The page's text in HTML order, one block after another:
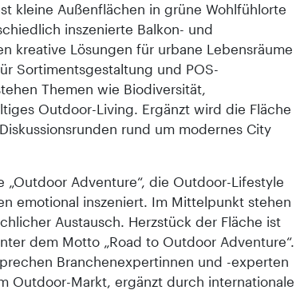
kleine Außenflächen in grüne Wohlfühlorte
inszenierte Balkon- und
kreative Lösungen für urbane Lebensräume
Sortimentsgestaltung und POS-
Themen wie Biodiversität,
Outdoor-Living. Ergänzt wird die Fläche
rund um modernes City
„Outdoor Adventure“, die Outdoor-Lifestyle
emotional inszeniert. Im Mittelpunkt stehen
Austausch. Herzstück der Fläche ist
dem Motto „Road to Outdoor Adventure“.
Branchenexpertinnen und -experten
Outdoor-Markt, ergänzt durch internationale